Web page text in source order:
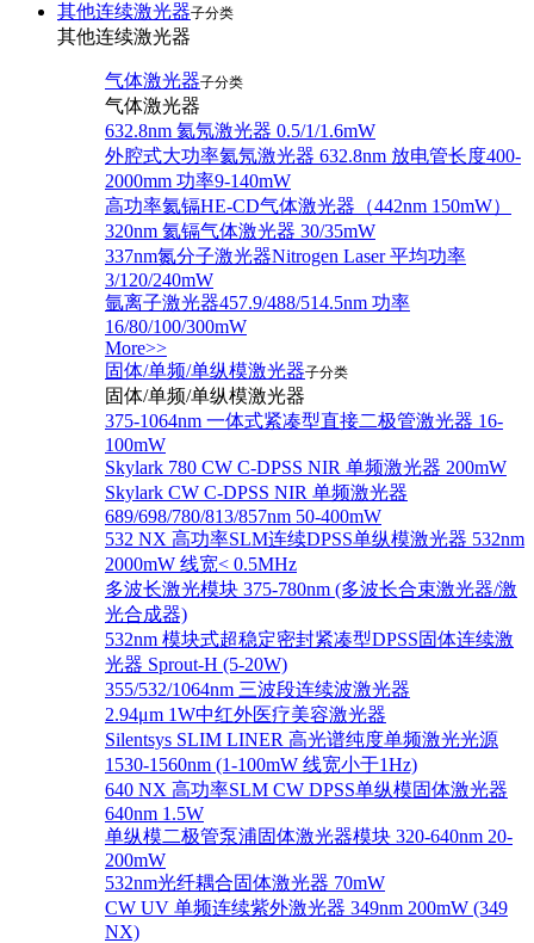
其他连续激光器子分类
其他连续激光器
气体激光器子分类
气体激光器
632.8nm 氦氖激光器 0.5/1/1.6mW
外腔式大功率氦氖激光器 632.8nm 放电管长度400-
2000mm 功率9-140mW
高功率氦镉HE-CD气体激光器（442nm 150mW）
320nm 氦镉气体激光器 30/35mW
337nm氮分子激光器Nitrogen Laser 平均功率
3/120/240mW
氩离子激光器457.9/488/514.5nm 功率
16/80/100/300mW
More>>
固体/单频/单纵模激光器子分类
固体/单频/单纵模激光器
375-1064nm 一体式紧凑型直接二极管激光器 16-
100mW
Skylark 780 CW C-DPSS NIR 单频激光器 200mW
Skylark CW C-DPSS NIR 单频激光器
689/698/780/813/857nm 50-400mW
532 NX 高功率SLM连续DPSS单纵模激光器 532nm
2000mW 线宽< 0.5MHz
多波长激光模块 375-780nm (多波长合束激光器/激
光合成器)
532nm 模块式超稳定密封紧凑型DPSS固体连续激
光器 Sprout-H (5-20W)
355/532/1064nm 三波段连续波激光器
2.94μm 1W中红外医疗美容激光器
Silentsys SLIM LINER 高光谱纯度单频激光光源
1530-1560nm (1-100mW 线宽小于1Hz)
640 NX 高功率SLM CW DPSS单纵模固体激光器
640nm 1.5W
单纵模二极管泵浦固体激光器模块 320-640nm 20-
200mW
532nm光纤耦合固体激光器 70mW
CW UV 单频连续紫外激光器 349nm 200mW (349
NX)